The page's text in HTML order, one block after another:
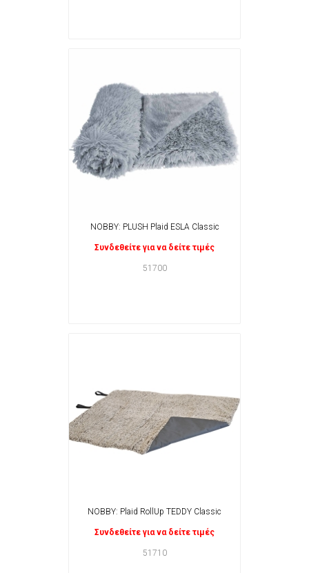
NOBBY: PLUSH Plaid ESLA Classic
Συνδεθείτε για να δείτε τιμές
51700
NOBBY: Plaid RollUp TEDDY Classic
Συνδεθείτε για να δείτε τιμές
51710